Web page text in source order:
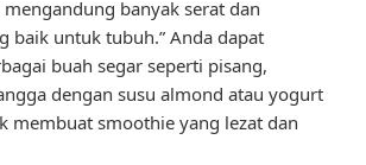
mengandung banyak serat dan
baik untuk tubuh.” Anda dapat
buah segar seperti pisang,
dengan susu almond atau yogurt
membuat smoothie yang lezat dan